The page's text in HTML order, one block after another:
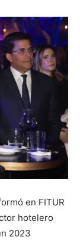
en FITUR
hotelero
2023